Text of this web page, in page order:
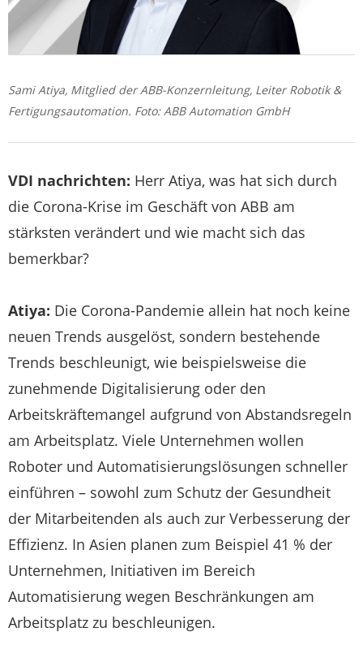
Sami Atiya, Mitglied der ABB-Konzernleitung, Leiter Robotik &
Fertigungsautomation. Foto: ABB Automation GmbH
VDI nachrichten: Herr Atiya, was hat sich durch
die Corona-Krise im Geschäft von ABB am
stärksten verändert und wie macht sich das
bemerkbar?
Atiya: Die Corona-Pandemie allein hat noch keine
neuen Trends ausgelöst, sondern bestehende
Trends beschleunigt, wie beispielsweise die
zunehmende Digitalisierung oder den
Arbeitskräftemangel aufgrund von Abstandsregeln
am Arbeitsplatz. Viele Unternehmen wollen
Roboter und Automatisierungslösungen schneller
einführen – sowohl zum Schutz der Gesundheit
der Mitarbeitenden als auch zur Verbesserung der
Effizienz. In Asien planen zum Beispiel 41 % der
Unternehmen, Initiativen im Bereich
Automatisierung wegen Beschränkungen am
Arbeitsplatz zu beschleunigen.